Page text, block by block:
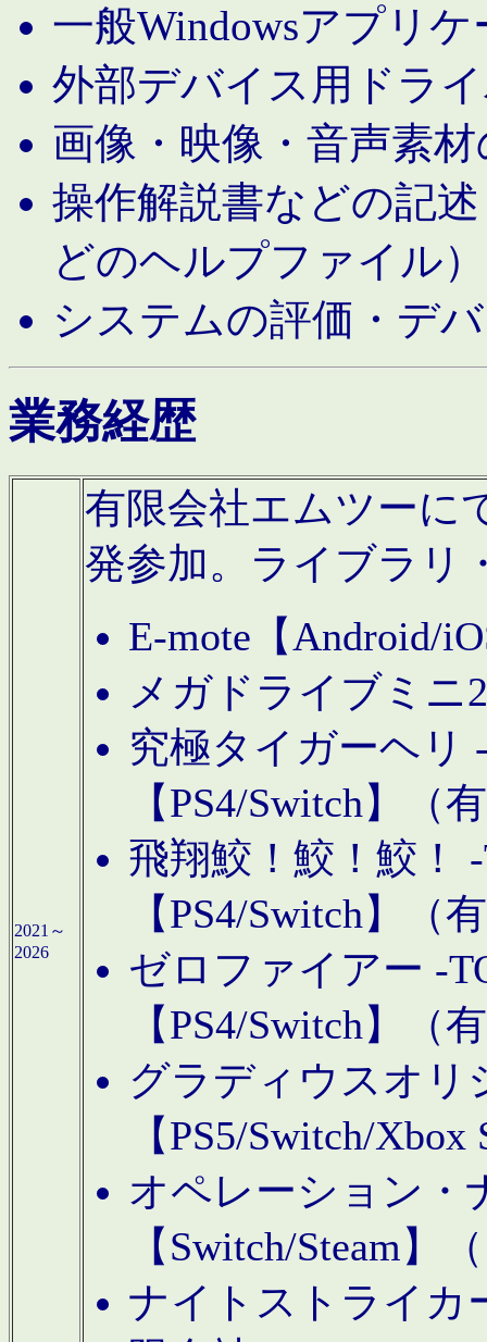
一般Windowsアプリ
外部デバイス用ドラ
画像・映像・音声素
操作解説書などの記
どのヘルプファイル）
システムの評価・デ
業務経歴
2021～
2026
有限会社エムツーに
発参加。ライブラリ
E-mote【Android/
メガドライブミニ
究極タイガーヘリ
【PS4/Switch】（
飛翔鮫！鮫！鮫！
【PS4/Switch】（
ゼロファイアー -
【PS4/Switch】（
グラディウスオリ
【PS5/Switch/
オペレーション・
【Switch/Steam】
ナイトストライカ